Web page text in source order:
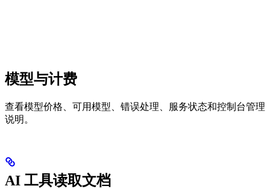
模型与计费
查看模型价格、可用模型、错误处理、服务状态和控制台管理
说明。
AI 工具读取文档